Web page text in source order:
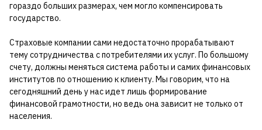
гораздо больших размерах, чем могло компенсировать
государство.
Страховые компании сами недостаточно прорабатывают
тему сотрудничества с потребителями их услуг. По большому
счету, должны меняться система работы и самих финансовых
институтов по отношению к клиенту. Мы говорим, что на
сегодняшний день у нас идет лишь формирование
финансовой грамотности, но ведь она зависит не только от
населения.